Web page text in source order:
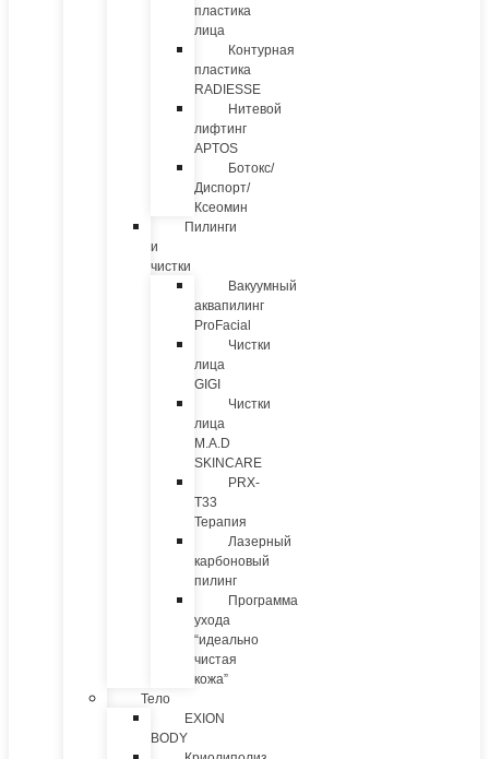
пластика
лица
Контурная
пластика
RADIESSE
Нитевой
лифтинг
APTOS
Ботокс/
Диспорт/
Ксеомин
Пилинги
и
чистки
Вакуумный
аквапилинг
ProFacial
Чистки
лица
GIGI
Чистки
лица
M.A.D
SKINCARE
PRX-
T33
Терапия
Лазерный
карбоновый
пилинг
Программа
ухода
“идеально
чистая
кожа”
Тело
EXION
BODY